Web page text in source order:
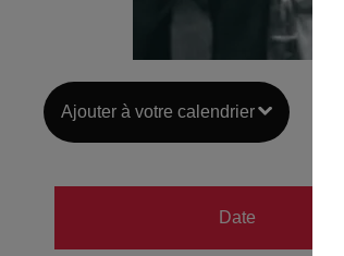
Ajouter à votre calendrier
Date